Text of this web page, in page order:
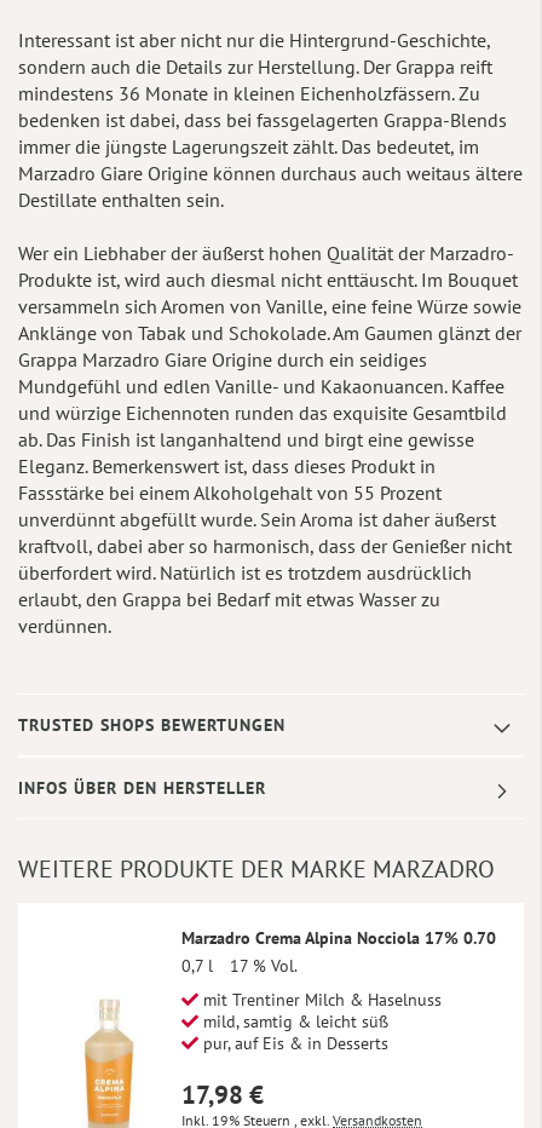
Interessant ist aber nicht nur die Hintergrund-Geschichte,
sondern auch die Details zur Herstellung. Der Grappa reift
mindestens 36 Monate in kleinen Eichenholzfässern. Zu
bedenken ist dabei, dass bei fassgelagerten Grappa-Blends
immer die jüngste Lagerungszeit zählt. Das bedeutet, im
Marzadro Giare Origine können durchaus auch weitaus ältere
Destillate enthalten sein.
Wer ein Liebhaber der äußerst hohen Qualität der Marzadro-
Produkte ist, wird auch diesmal nicht enttäuscht. Im Bouquet
versammeln sich Aromen von Vanille, eine feine Würze sowie
Anklänge von Tabak und Schokolade. Am Gaumen glänzt der
Grappa Marzadro Giare Origine durch ein seidiges
Mundgefühl und edlen Vanille- und Kakaonuancen. Kaffee
und würzige Eichennoten runden das exquisite Gesamtbild
ab. Das Finish ist langanhaltend und birgt eine gewisse
Eleganz. Bemerkenswert ist, dass dieses Produkt in
Fassstärke bei einem Alkoholgehalt von 55 Prozent
unverdünnt abgefüllt wurde. Sein Aroma ist daher äußerst
kraftvoll, dabei aber so harmonisch, dass der Genießer nicht
überfordert wird. Natürlich ist es trotzdem ausdrücklich
erlaubt, den Grappa bei Bedarf mit etwas Wasser zu
verdünnen.
TRUSTED SHOPS BEWERTUNGEN
INFOS ÜBER DEN HERSTELLER
WEITERE PRODUKTE DER MARKE MARZADRO
Marzadro Crema Alpina Nocciola 17% 0.70
0,7 l
17 % Vol.
mit Trentiner Milch & Haselnuss
mild, samtig & leicht süß
pur, auf Eis & in Desserts
17,98 €
Inkl. 19% Steuern , exkl. Versandkosten